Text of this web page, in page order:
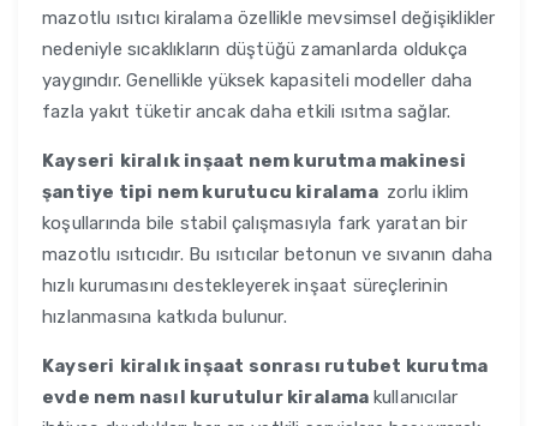
mazotlu ısıtıcı kiralama özellikle mevsimsel değişiklikler
nedeniyle sıcaklıkların düştüğü zamanlarda oldukça
yaygındır. Genellikle yüksek kapasiteli modeller daha
fazla yakıt tüketir ancak daha etkili ısıtma sağlar.
Kayseri kiralık inşaat nem kurutma makinesi
şantiye tipi nem kurutucu kiralama zorlu iklim
koşullarında bile stabil çalışmasıyla fark yaratan bir
mazotlu ısıtıcıdır. Bu ısıtıcılar betonun ve sıvanın daha
hızlı kurumasını destekleyerek inşaat süreçlerinin
hızlanmasına katkıda bulunur.
Kayseri kiralık inşaat sonrası rutubet kurutma
evde nem nasıl kurutulur kiralama kullanıcılar